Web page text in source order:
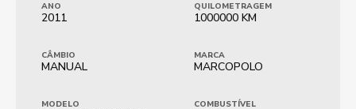
ANO
2011
QUILOMETRAGEM
1000000 KM
CÂMBIO
MANUAL
MARCA
MARCOPOLO
MODELO COMBUSTÍVEL